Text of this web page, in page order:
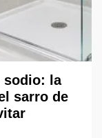
sodio: la
sarro de